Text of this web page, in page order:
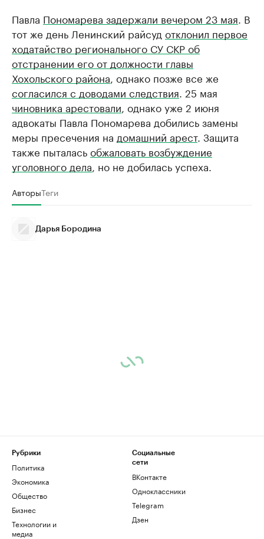
Павла Пономарева задержали вечером 23 мая . В
тот же день Ленинский райсуд отклонил первое
ходатайство регионального СУ СКР об
отстранении его от должности главы
Хохольского района , однако позже все же
согласился с доводами следствия . 25 мая
чиновника арестовали , однако уже 2 июня
адвокаты Павла Пономарева добились замены
меры пресечения на домашний арест. Защита
также пыталасьобжаловать возбуждение
уголовного дела , но не добилась успеха.
АвторыТеги
Дарья Бородина
Рубрики
Политика
Экономика
Общество
Бизнес
Технологии и
медиа
Социальные
сети
ВКонтакте
Одноклассники
Telegram
Дзен